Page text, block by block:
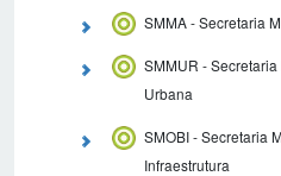
SMMA - Secretaria
SMMUR -
Urbana
SMOBI - Secretaria
Infraestrutura